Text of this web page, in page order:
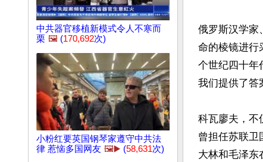
中共器官移植新模式令人不寒而
栗 🖼️ (170,692次)
小粉红要英国钢琴家遵守中共法
律 惹恼多国网友 🖼️▶️ (58,631次)
俄罗斯汉学家
命的棱镜进行
个世纪四十年
我们提供了答
科瓦廖夫，不
曾担任苏联卫
大林和毛泽东